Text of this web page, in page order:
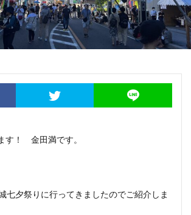
す！ 金田満です。
七夕祭りに行ってきましたのでご紹介しま